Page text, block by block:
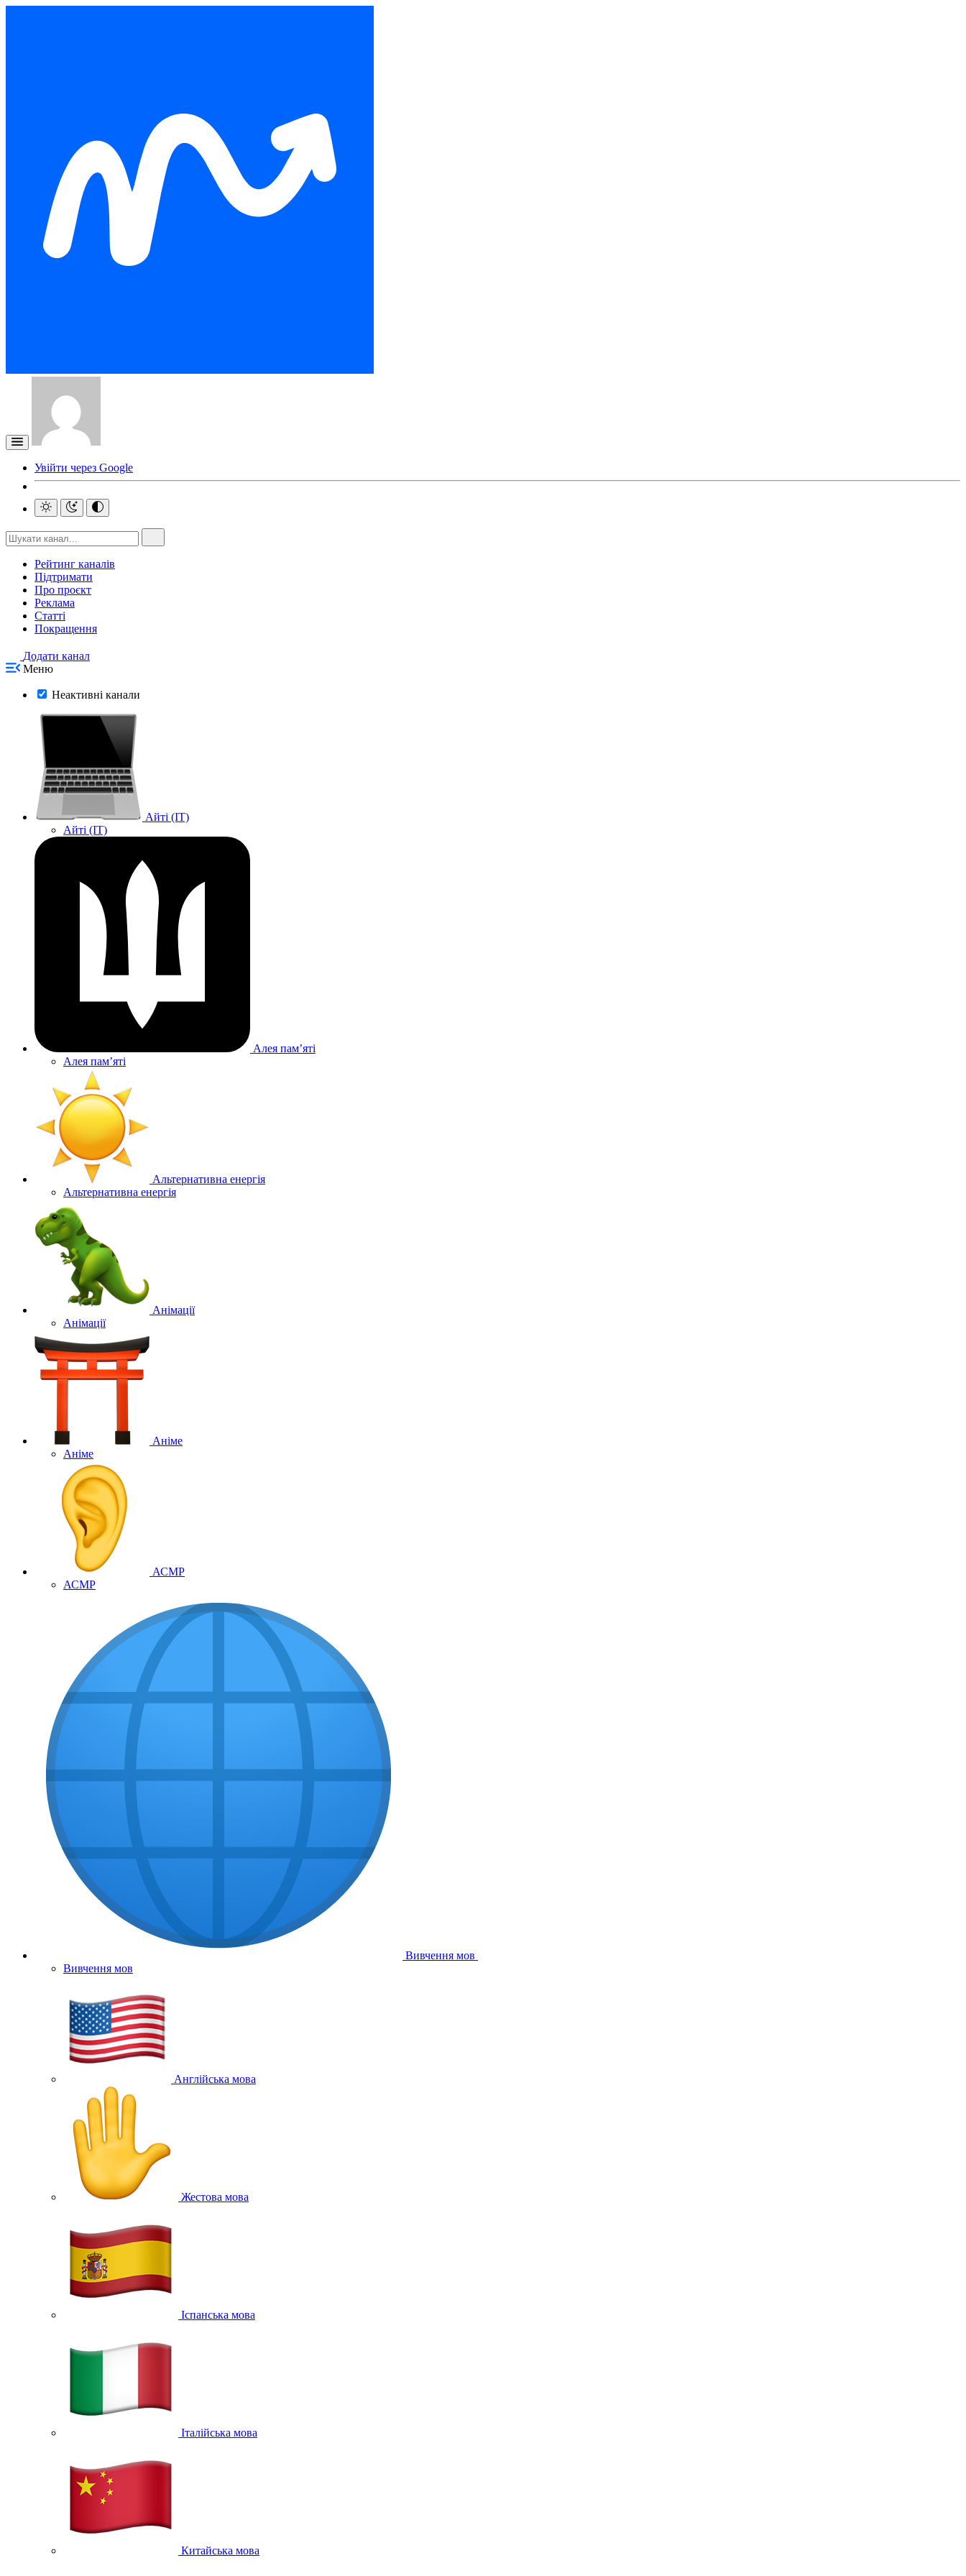
Увійти через Google
Рейтинг каналів
Підтримати
Про проєкт
Реклама
Статті
Покращення
Додати канал
Меню
Неактивні канали
Айті (IT)
Айті (IT)
Алея памʼяті
Алея памʼяті
Альтернативна енергія
Альтернативна енергія
Анімації
Анімації
Аніме
Аніме
АСМР
АСМР
Вивчення мов
Вивчення мов
Англійська мова
Жестова мова
Іспанська мова
Італійська мова
Китайська мова